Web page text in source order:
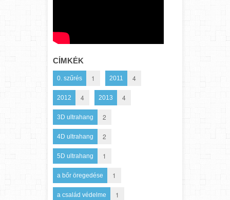
CÍMKÉK
0. szűrés 1 2011 4
2012 4 2013 4
3D ultrahang 2
4D ultrahang 2
5D ultrahang 1
a bőr öregedése 1
a család védelme 1